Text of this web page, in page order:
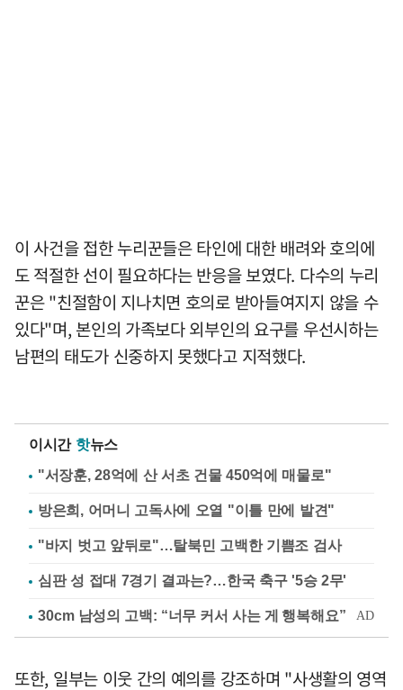
이 사건을 접한 누리꾼들은 타인에 대한 배려와 호의에
도 적절한 선이 필요하다는 반응을 보였다. 다수의 누리
꾼은 "친절함이 지나치면 호의로 받아들여지지 않을 수
있다"며, 본인의 가족보다 외부인의 요구를 우선시하는
남편의 태도가 신중하지 못했다고 지적했다.
이시간 핫뉴스
"서장훈, 28억에 산 서초 건물 450억에 매물로"
방은희, 어머니 고독사에 오열 "이틀 만에 발견"
"바지 벗고 앞뒤로"…탈북민 고백한 기쁨조 검사
심판 성 접대 7경기 결과는?…한국 축구 '5승 2무'
또한, 일부는 이웃 간의 예의를 강조하며 "사생활의 영역